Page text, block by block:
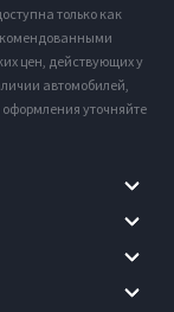
только как
цен, действующих у
автомобилей,
уточняйте